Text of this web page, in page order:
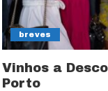
breves
Vinhos a
Porto